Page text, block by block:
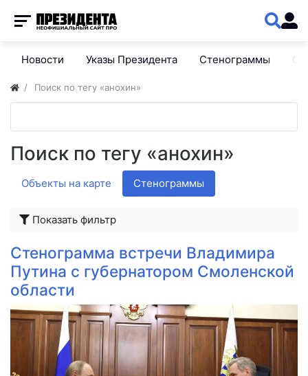
Новости Указы Президента Стенограммы
Поиск по тегу «анохин»
Поиск по тегу «анохин»
Объекты на карте Стенограммы
Показать фильтр
Стенограмма встречи Владимира
Путина с губернатором Смоленской
области